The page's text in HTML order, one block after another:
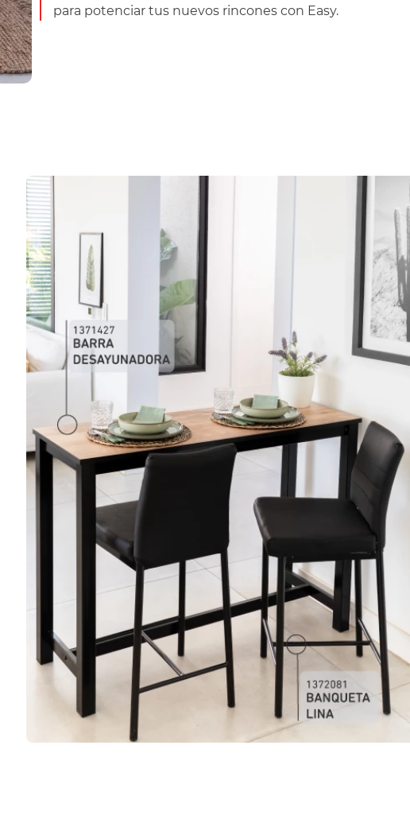
para potenciar tus nuevos rincones con Easy.